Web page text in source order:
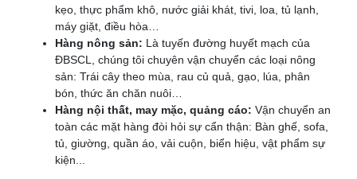
kẹo, thực phẩm khô, nước giải khát, tivi, loa, tủ lạnh,
máy giặt, điều hòa…
Hàng nông sản: Là tuyến đường huyết mạch của
ĐBSCL, chúng tôi chuyên vận chuyển các loại nông
sản: Trái cây theo mùa, rau củ quả, gạo, lúa, phân
bón, thức ăn chăn nuôi…
Hàng nội thất, may mặc, quảng cáo: Vận chuyển an
toàn các mặt hàng đòi hỏi sự cẩn thận: Bàn ghế, sofa,
tủ, giường, quần áo, vải cuộn, biển hiệu, vật phẩm sự
kiện...